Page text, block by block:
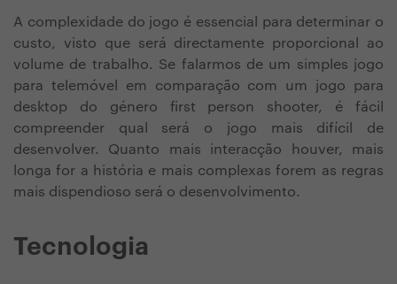
A complexidade do jogo é essencial para determinar o
custo, visto que será directamente proporcional ao
volume de trabalho. Se falarmos de um simples jogo
para telemóvel em comparação com um jogo para
desktop do género first person shooter, é fácil
compreender qual será o jogo mais difícil de
desenvolver. Quanto mais interacção houver, mais
longa for a história e mais complexas forem as regras
mais dispendioso será o desenvolvimento.
Tecnologia